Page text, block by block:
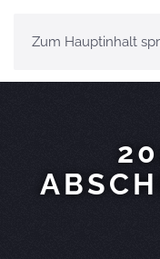
Zum Hauptinhalt